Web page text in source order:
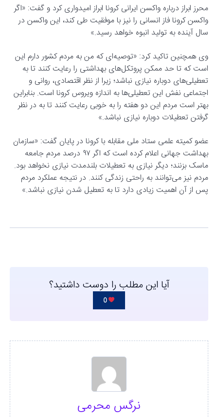
محرز ابراز درباره واکسن ایرانی کرونا ابراز امیدواری کرد و گفت: «اگر
واکسن کرونا فاز انسانی را نیز با موفقیت طی کند، این واکسن در
سال آینده به تولید انبوه خواهد رسید.»
وی همچنین تاکید کرد: «توصیه‌ای که من به مردم کشور دارم این
است که تا حد ممکن پروتکل‌های بهداشتی را رعایت کنند تا به
تعطیلی‌های دوباره نیازی نباشد؛ زیرا از نظر اقتصادی، روانی و
اجتماعی نفش این تعطیلی‌ها به اندازه ویروس کرونا است. بنابراین
بهتر است مردم این دو هفته را به خوبی رعایت کنند تا به در نظر
گرفتن تعطیلات دوباره نیازی نباشد.»
عضو کمیته علمی ستاد ملی مقابله با کرونا در پایان گفت: «سازمان
بهداشت جهانی اعلام کرده است که اگر ۹۷ درصد مردم جامعه
ماسک بزنند؛ دیگر نیازی به تعطیلات بلندمدت نیازی نخواهد بود.
مردم نیز می‌توانند به راحتی زندگی کنند. در نتیجه عملکرد مردم
پس از آن اهمیت زیادی دارد تا به تعطیل شدن نیازی نباشد.»
آیا این مطلب را دوست داشتید؟
0
نرگس محرمی